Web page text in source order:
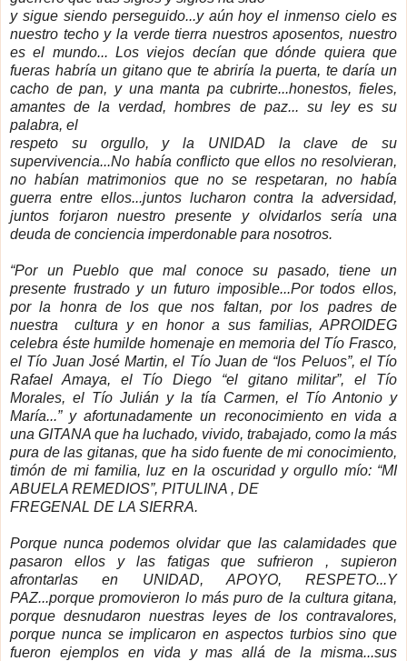
y sigue siendo perseguido...y aún hoy el inmenso cielo es
nuestro techo y la verde tierra nuestros aposentos, nuestro
es el mundo... Los viejos decían que dónde quiera que
fueras habría un gitano que te abriría la puerta, te daría un
cacho de pan, y una manta pa cubrirte...honestos, fieles,
amantes de la verdad, hombres de paz... su ley es su
palabra, el
respeto su orgullo, yla UNIDAD la clave de su
supervivencia...No había conflicto que ellos no resolvieran,
no habían matrimonios que no se respetaran, no había
guerra entre ellos...juntos lucharon contra la adversidad,
juntos forjaron nuestro presente y olvidarlos sería una
deuda de conciencia imperdonable para nosotros.
“Por un Pueblo que mal conoce su pasado, tiene un
presente frustrado y un futuro imposible...Por todos ellos,
por la honra de los que nos faltan, por los padres de
nuestra cultura y en honor a sus familias, APROIDEG
celebra éste humilde homenaje en memoria del Tío Frasco,
el Tío Juan José Martin, el Tío Juan de “los Peluos”, el Tío
Rafael Amaya, el Tío Diego “el gitano militar”, el Tío
Morales, el Tío Julián y la tía Carmen, el Tío Antonio y
María...” y afortunadamente un reconocimiento en vida a
una GITANA que ha luchado, vivido, trabajado, como la más
pura de las gitanas, que ha sido fuente de mi conocimiento,
timón de mi familia, luz en la oscuridad y orgullo mío: “MI
ABUELA REMEDIOS”, PITULINA , DE
FREGENAL DE LA SIERRA.
Porque nunca podemos olvidar que las calamidades que
pasaron ellos y las fatigas que sufrieron , supieron
afrontarlas en UNIDAD, APOYO, RESPETO...Y
PAZ...porque promovieron lo más puro de la cultura gitana,
porque desnudaron nuestras leyes de los contravalores,
porque nunca se implicaron en aspectos turbios sino que
fueron ejemplos en vida y mas allá de la misma...sus